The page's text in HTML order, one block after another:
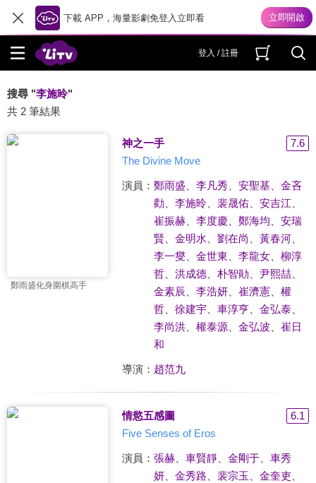
下載 APP，海量影劇免登入立即看
登入 / 註冊
搜尋 "李施昤"
共 2 筆結果
鄭雨盛化身圍棋高手
神之一手
7.6
The Divine Move
演員： 鄭雨盛 李凡秀 安聖基、 金吝
勸、 李施昤、 裴晟佑、 安吉江
崔振赫、 李度慶 鄭海均
安瑞
賢
金明水 劉在尚 黃春河、
李一燮、 金世東 李龍女、 柳淳
哲、 洪成德、 朴智勛 尹熙喆
金素辰
李浩妍、 崔濟憲、 權
哲、 徐建宇、 車淳亨、 金弘泰、
李尚洪、 權泰源、 金弘波
崔日
和
導演： 趙范九
情慾五感圖
6.1
Five Senses of Eros
演員： 張赫、 車賢靜、 金剛于、 車秀
妍、 金秀路 裴宗玉 金奎吏、